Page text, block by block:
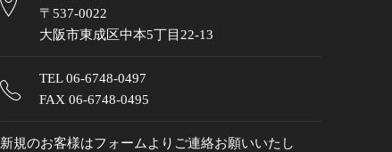
〒537-0022
大阪市東成区中本5丁目22-13
TEL06-6748-0497
FAX 06-6748-0495
新規のお客様はフォームよりご連絡お願いいたし